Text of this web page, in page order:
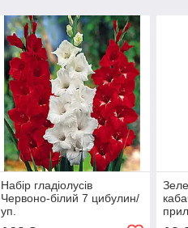
Набір гладіолусів
Червоно-білий 7 цибулин/
уп.